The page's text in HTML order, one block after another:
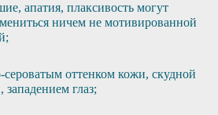
апатия, плаксивость могут
ничем не мотивированной
сероватым оттенком кожи, скудной
глаз;